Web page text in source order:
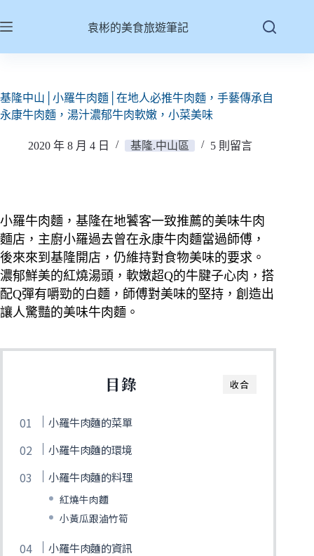
至
容
袁彬的美食旅遊筆記
基隆中山│小羅牛肉麵│在地人必推牛肉麵，手藝傳承自
永康牛肉麵，湯汁濃郁牛肉軟嫩，小菜美味
2020 年 8 月 4 日 基隆.中山區 5 則留言
小羅牛肉麵，基隆在地饕客一致推薦的美味牛肉
麵店，主廚小羅過去曾在永康牛肉麵當過師傅，
後來來到基隆開店，仍維持對食物美味的要求。
濃郁鮮美的紅燒湯頭，軟嫩超Q的牛腱子心肉，搭
配Q彈有嚼勁的白麵，師傅對美味的堅持，創造出
讓人驚豔的美味牛肉麵。
收合
目錄
小羅牛肉麵的菜單
小羅牛肉麵的環境
小羅牛肉麵的料理
紅燒牛肉麵
小黃瓜跟滷竹筍
小羅牛肉麵的資訊